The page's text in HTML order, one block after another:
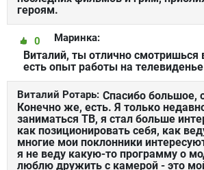
героям.
Маринка:
0
Виталий, ты отлично смотришься
есть опыт работы на
Виталий Ротарь: Спасибо большое,
Конечно же, есть. Я только
заниматься ТВ, я стал больше
как позиционировать себя, как
многие мои поклонники
я не веду какую-то программу о
люблю дружить с камерой - это